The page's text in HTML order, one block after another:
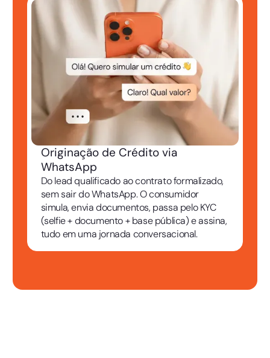
Originação de Crédito via
WhatsApp
Do lead qualificado ao contrato formalizado,
sem sair do WhatsApp. O consumidor
simula, envia documentos, passa pelo KYC
(selfie + documento + base pública) e assina,
tudo em uma jornada conversacional.